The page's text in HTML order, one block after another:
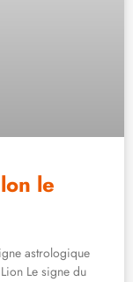
le
astrologique
Le signe du